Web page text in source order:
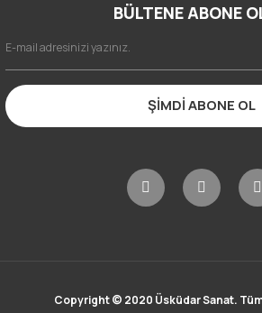
BÜLTENE ABONE
ŞİMDİ ABONE OL
Copyright © 2020 Üsküdar Sanat. Tüm